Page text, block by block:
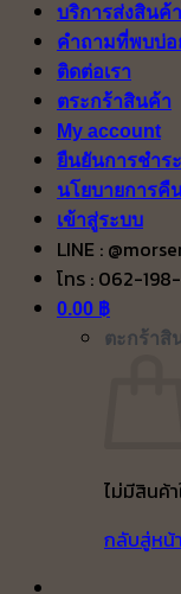
บริการส่งสินค้
คำถามที่พบบ่อ
ติดต่อเรา
ตระกร้าสินค้า
My account
ยืนยันการชำร
นโยบายการคื
เข้าสู่ระบบ
LINE :
โทร : 062-
0.00 ฿
ตะกร้าสิ
ไม่มีสินค้า
กลับสู่หน้